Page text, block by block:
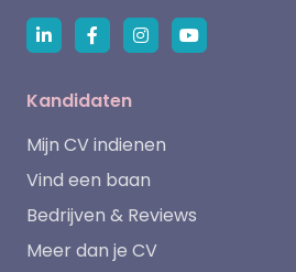
Kandidaten
Mijn CV indienen
Vind een baan
Bedrijven & Reviews
Meer dan je CV